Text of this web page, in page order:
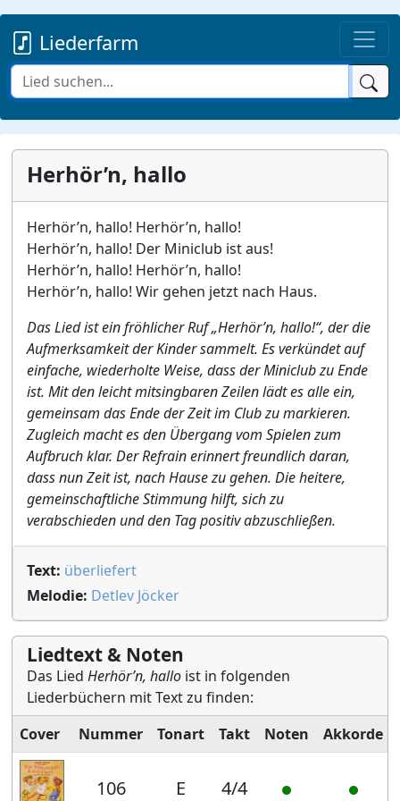
Liederfarm
Herhör’n, hallo
Herhör’n, hallo! Herhör’n, hallo!
Herhör’n, hallo! Der Miniclub ist aus!
Herhör’n, hallo! Herhör’n, hallo!
Herhör’n, hallo! Wir gehen jetzt nach Haus.
Das Lied ist ein fröhlicher Ruf „Herhör’n, hallo!“, der die
Aufmerksamkeit der Kinder sammelt. Es verkündet auf
einfache, wiederholte Weise, dass der Miniclub zu Ende
ist. Mit den leicht mitsingbaren Zeilen lädt es alle ein,
gemeinsam das Ende der Zeit im Club zu markieren.
Zugleich macht es den Übergang vom Spielen zum
Aufbruch klar. Der Refrain erinnert freundlich daran,
dass nun Zeit ist, nach Hause zu gehen. Die heitere,
gemeinschaftliche Stimmung hilft, sich zu
verabschieden und den Tag positiv abzuschließen.
Text: überliefert
Melodie: Detlev Jöcker
Liedtext & Noten
Das Lied Herhör’n, hallo ist in folgenden
Liederbüchern mit Text zu finden:
Cover
Nummer Tonart Takt Noten Akkorde
106 E 4/4